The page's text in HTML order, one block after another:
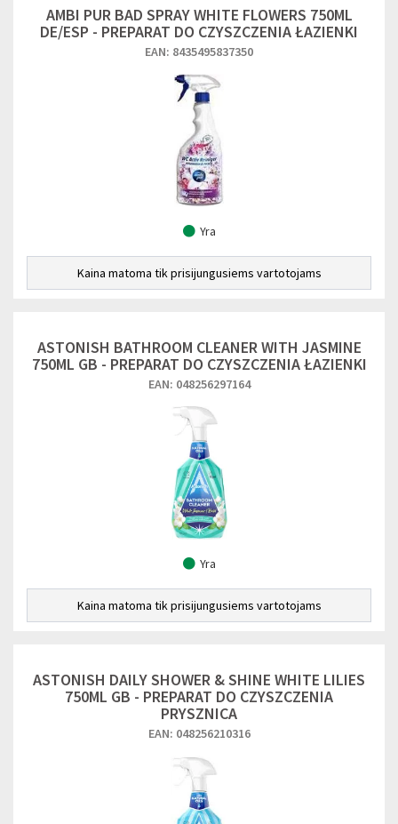
AMBI PUR BAD SPRAY WHITE FLOWERS 750ML
DE/ESP - PREPARAT DO CZYSZCZENIA ŁAZIENKI
EAN: 8435495837350
Yra
Kaina matoma tik prisijungusiems vartotojams
ASTONISH BATHROOM CLEANER WITH JASMINE
750ML GB - PREPARAT DO CZYSZCZENIA ŁAZIENKI
EAN: 048256297164
Yra
Kaina matoma tik prisijungusiems vartotojams
ASTONISH DAILY SHOWER & SHINE WHITE LILIES
750ML GB - PREPARAT DO CZYSZCZENIA
PRYSZNICA
EAN: 048256210316